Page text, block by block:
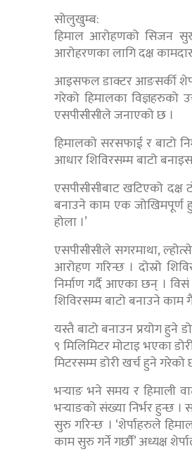
सोलुखुम्ब:
हिमाल आरोहणको सिजन
आरोहरणका लागि दक्ष
आइसफल डाक्टर आङसर्की
गरेको हिमालका विज्ञहरुको
एसपीसीसीले जनाएको छ ।
हिमालको सरसफाई र बाटो
आधार शिविरसम्म बाटो
एसपीसीसीबाट खटिएको दक्ष
बनाउने काम एक जोखिमपूर्ण
होला ।’
एसपीसीसीले सगरमाथा,
आरोहण गरिन्छ । दोस्रो
निर्माण गर्दै आएका छन् ।
शिविरसम्म बाटो बनाउने काम
यस्तै बाटो बनाउन प्रयोग हुने
९ मिलिमिटर मोटाइ भएका
मिटरसम्म डोरी खर्च हुने गरेको
भर्‍याङ भने समय र हिमाली
भर्‍याङको संख्या निर्भर हुन्छ ।
सुरु गरिन्छ । ‘शेर्पाहरुले
काम सुरु गर्ने गर्छौंं’ अध्यक्ष